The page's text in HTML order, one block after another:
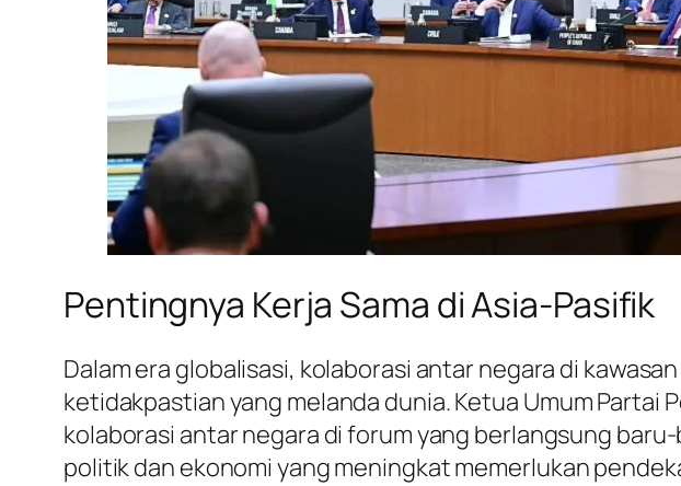
Pentingnya Kerja Sama di Asia-Pasifik
Dalam era globalisasi, kolaborasi antar negara di
ketidakpastian yang melanda dunia. Ketua Umum Partai
kolaborasi antar negara di forum yang berlangsung
politik dan ekonomi yang meningkat memerlukan